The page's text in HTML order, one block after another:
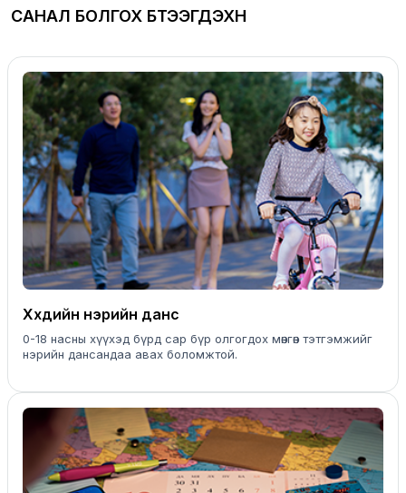
САНАЛ БОЛГОХ БҮТЭЭГДЭХҮҮН
Хүүхдийн нэрийн данс
0-18 насны хүүхэд бүрд сар бүр олгогдох мөнгөн тэтгэмжийг
нэрийн дансандаа авах боломжтой.